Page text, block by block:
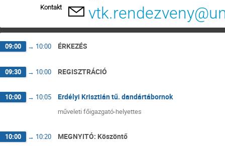
Kontakt
09:00 → 10:00 ÉRKEZÉS
09:30 → 10:00 REGISZTRÁCIÓ
10:00 → 10:05 Erdélyi Krisztián tű. dandártábornok
műveleti főigazgató-helyettes
10:00 → 10:20 MEGNYITÓ: Köszöntő